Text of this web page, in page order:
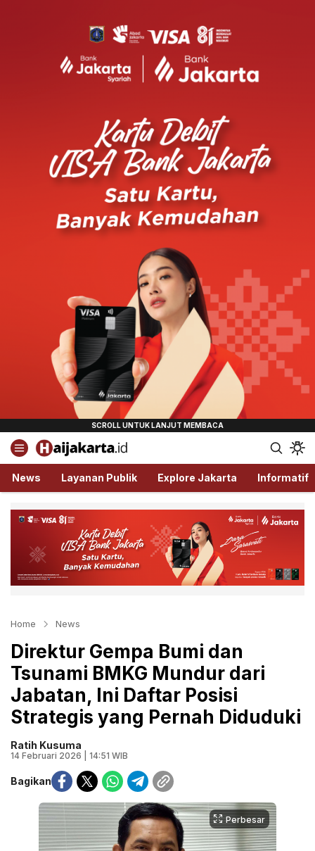
Haijakarta.id
Semua Tentang Jakarta Ada Disini!
News Layanan Publik Explore Jakarta Informatif
Home News
Direktur Gempa Bumi dan
Tsunami BMKG Mundur dari
Jabatan, Ini Daftar Posisi
Strategis yang Pernah Diduduki
Ratih Kusuma
14 Februari 2026 | 14:51 WIB
Bagikan
Perbesar